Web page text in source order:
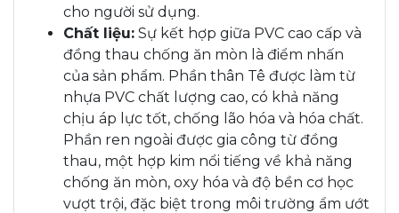
cho người sử dụng.
Chất liệu: Sự kết hợp giữa PVC cao cấp và
đồng thau chống ăn mòn là điểm nhấn
của sản phẩm. Phần thân Tê được làm từ
nhựa PVC chất lượng cao, có khả năng
chịu áp lực tốt, chống lão hóa và hóa chất.
Phần ren ngoài được gia công từ đồng
thau, một hợp kim nổi tiếng về khả năng
chống ăn mòn, oxy hóa và độ bền cơ học
vượt trội, đặc biệt trong môi trường ẩm ướt